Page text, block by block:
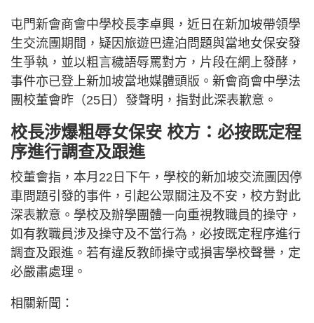
屯門新會商會中學校長李卓興，近日在新加坡帶領學
生交流團期間，疑因旅遊巴違泊問題與當地女保安發
生爭執，並以粗言穢語辱罵對方，片段在網上發酵，
事件亦已登上新加坡當地媒體頭版。新會商會中學法
團校董會昨（25日）發聲明，指對此深表歉意。
校長涉爆粗辱女保安 校方：必按既定程
序進行調查及跟進
校董會指，本月22日下午，學校的新加坡交流團因停
車問題引發的事件，引起公眾關注及不安，校方對此
深表歉意。學校及辦學團體一向重視教職員的操守，
如有教職員涉及操守及不當行為，必按既定程序進行
調查及跟進。若有違反教師操守或損害學校聲譽，定
必嚴肅處理。
相關新聞：